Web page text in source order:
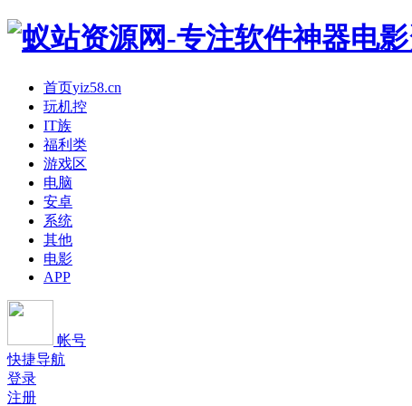
首页yiz58.cn
玩机控
IT族
福利类
游戏区
电脑
安卓
系统
其他
电影
APP
帐号
快捷导航
登录
注册